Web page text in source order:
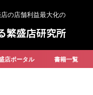
の店舗利益最大化の
繁盛店研究所
店ポータル 書籍一覧